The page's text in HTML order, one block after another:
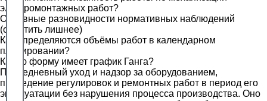
электромонтажных работ?
Основные разновидности нормативных наблюдений
(отметить лишнее)
Как определяются объёмы работ в календарном
планировании?
Какую форму имеет график Ганга?
Повседневный уход и надзор за оборудованием,
проведение регулировок и ремонтных работ в период его
эксплуатации без нарушения процесса производства. Оно